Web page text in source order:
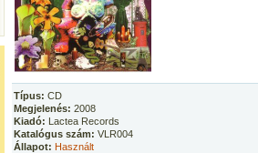
Típus: CD
Megjelenés: 2008
Kiadó: Lactea Records
Katalógus szám: VLR004
Állapot: Használt